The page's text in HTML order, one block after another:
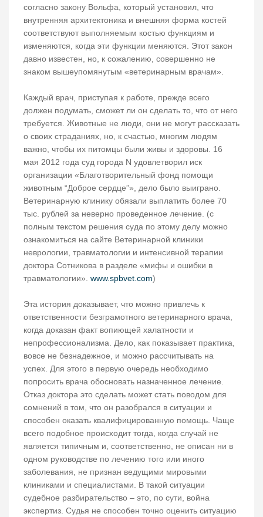
согласно закону Вольфа, который установил, что
внутренняя архитектоника и внешняя форма костей
соответствуют выполняемым костью функциям и
изменяются, когда эти функции меняются. Этот закон
давно известен, но, к сожалению, совершенно не
знаком вышеупомянутым «ветеринарным врачам».
Каждый врач, приступая к работе, прежде всего
должен подумать, сможет ли он сделать то, что от него
требуется. Животные не люди, они не могут рассказать
о своих страданиях, но, к счастью, многим людям
важно, чтобы их питомцы были живы и здоровы. 16
мая 2012 года суд города N удовлетворил иск
организации «Благотворительный фонд помощи
животным “Доброе сердце”», дело было выиграно.
Ветеринарную клинику обязали выплатить более 70
тыс. рублей за неверно проведенное лечение. (с
полным текстом решения суда по этому делу можно
ознакомиться на сайте Ветеринарной клиники
неврологии, травматологии и интенсивной терапии
доктора Сотникова в разделе «мифы и ошибки в
травматологии». www.spbvet.com)
Эта история доказывает, что можно привлечь к
ответственности безграмотного ветеринарного врача,
когда доказан факт вопиющей халатности и
непрофессионализма. Дело, как показывает практика,
вовсе не безнадежное, и можно рассчитывать на
успех. Для этого в первую очередь необходимо
попросить врача обосновать назначенное лечение.
Отказ доктора это сделать может стать поводом для
сомнений в том, что он разобрался в ситуации и
способен оказать квалифицированную помощь. Чаще
всего подобное происходит тогда, когда случай не
является типичным и, соответственно, не описан ни в
одном руководстве по лечению того или иного
заболевания, не признан ведущими мировыми
клиниками и специалистами. В такой ситуации
судебное разбирательство – это, по сути, война
экспертиз. Судья не способен точно оценить ситуацию